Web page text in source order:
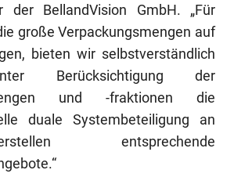
der BellandVision GmbH. „Für
große Verpackungsmengen auf
bieten wir selbstverständlich
Berücksichtigung der
und -fraktionen die
duale Systembeteiligung an
entsprechende